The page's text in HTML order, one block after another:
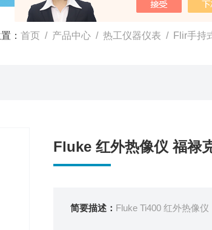
： 首页 / 产品中心 / 热工仪器仪表 / Flir手持
Fluke 红外热像仪 福禄
简要描述： Fluke Ti400 红外热像仪